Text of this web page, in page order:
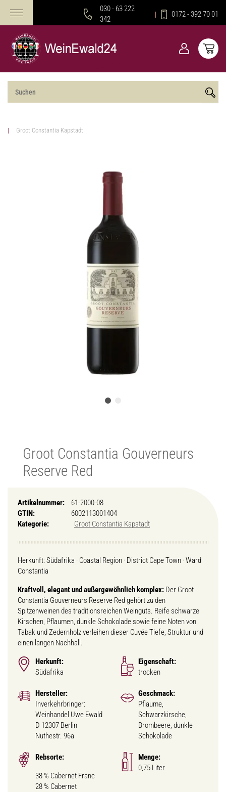
030 - 63 222
342
0172 - 392 70 01
Groot Constantia Kapstadt
Groot Constantia Gouverneurs
Reserve Red
Artikelnummer:
61-2000-08
GTIN:
6002113001404
Kategorie:
Groot Constantia Kapstadt
Herkunft: Südafrika · Coastal Region · District Cape Town · Ward
Constantia
Kraftvoll, elegant und außergewöhnlich komplex: Der Groot
Constantia Gouverneurs Reserve Red gehört zu den
Spitzenweinen des traditionsreichen Weinguts. Reife schwarze
Kirschen, Pflaumen, dunkle Schokolade sowie feine Noten von
Tabak und Zedernholz verleihen dieser Cuvée Tiefe, Struktur und
einen langen Nachhall.
Herkunft:
Südafrika
Eigenschaft:
trocken
Hersteller:
Inverkehrbringer:
Weinhandel Uwe Ewald
D 12307 Berlin
Nuthestr. 96a
Geschmack:
Pflaume,
Schwarzkirsche,
Brombeere, dunkle
Schokolade
Rebsorte:
38 % Cabernet Franc
28 % Cabernet
Menge:
0,75 Liter